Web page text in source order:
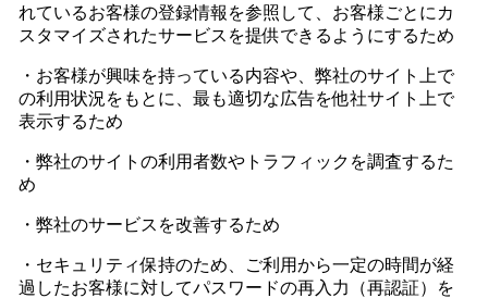
れているお客様の登録情報を参照して、お客様ごとにカ
スタマイズされたサービスを提供できるようにするため
・お客様が興味を持っている内容や、弊社のサイト上で
の利用状況をもとに、最も適切な広告を他社サイト上で
表示するため
・弊社のサイトの利用者数やトラフィックを調査するた
め
・弊社のサービスを改善するため
・セキュリティ保持のため、ご利用から一定の時間が経
過したお客様に対してパスワードの再入力（再認証）を